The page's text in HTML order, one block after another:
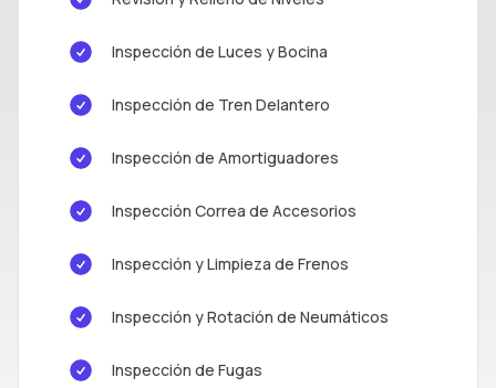
Inspección de Luces y Bocina
Inspección de Tren Delantero
Inspección de Amortiguadores
Inspección Correa de Accesorios
Inspección y Limpieza de Frenos
Inspección y Rotación de Neumáticos
Inspección de Fugas